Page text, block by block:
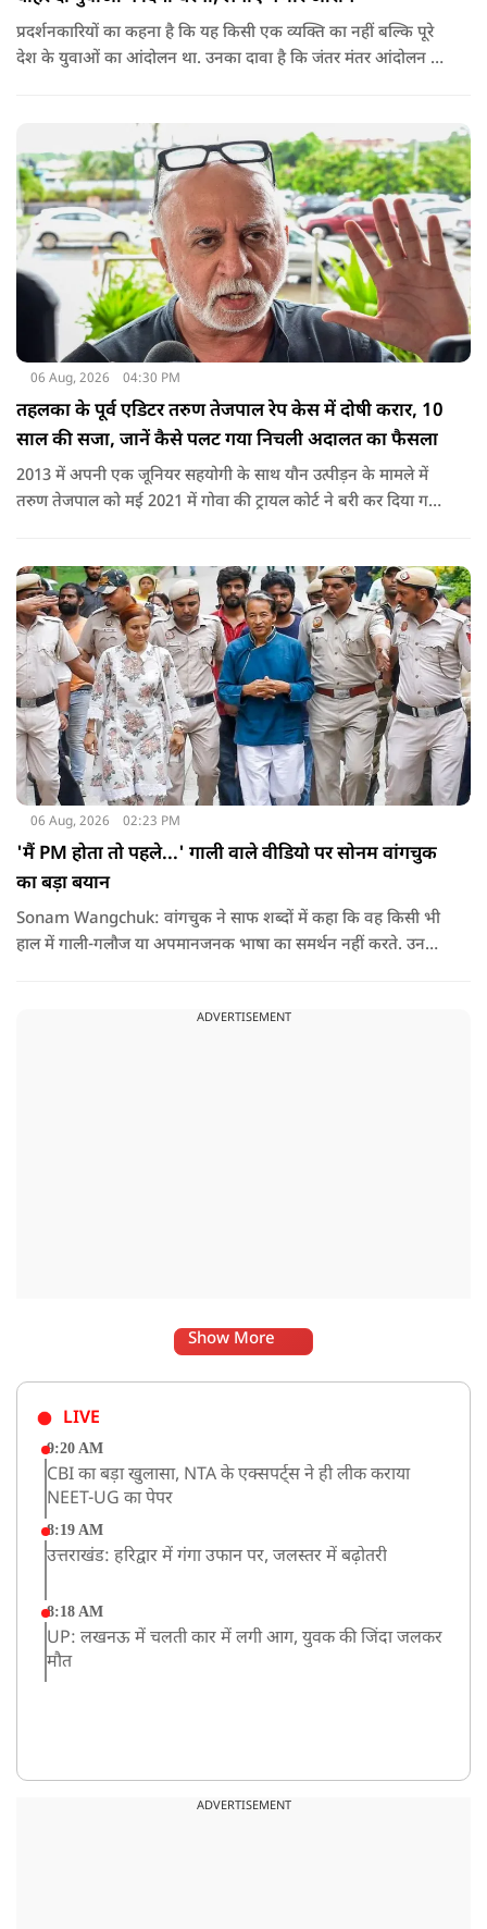
प्रदर्शनकारियों का कहना है कि यह किसी एक व्यक्ति का नहीं बल्कि पूरे
देश के युवाओं का आंदोलन था. उनका दावा है कि जंतर मंतर आंदोलन से
06 Aug, 2026 04:30 PM
तहलका के पूर्व एडिटर तरुण तेजपाल रेप केस में दोषी करार, 10
साल की सजा, जानें कैसे पलट गया निचली अदालत का फैसला
2013 में अपनी एक जूनियर सहयोगी के साथ यौन उत्पीड़न के मामले में
तरुण तेजपाल को मई 2021 में गोवा की ट्रायल कोर्ट ने बरी कर दिया गया
06 Aug, 2026 02:23 PM
'मैं PM होता तो पहले...' गाली वाले वीडियो पर सोनम वांगचुक
का बड़ा बयान
Sonam Wangchuk: वांगचुक ने साफ शब्दों में कहा कि वह किसी भी
हाल में गाली-गलौज या अपमानजनक भाषा का समर्थन नहीं करते. उनका
ADVERTISEMENT
Show More
LIVE
9:20 AM
CBI का बड़ा खुलासा, NTA के एक्सपर्ट्स ने ही लीक कराया
NEET-UG का पेपर
8:19 AM
उत्तराखंड: हरिद्वार में गंगा उफान पर, जलस्तर में बढ़ोतरी
8:18 AM
UP: लखनऊ में चलती कार में लगी आग, युवक की जिंदा जलकर
मौत
ADVERTISEMENT